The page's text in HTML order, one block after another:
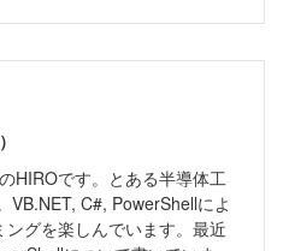
HIROです。とある半導体工
VB.NET, C#, PowerShellによ
ングを楽しんでいます。最近